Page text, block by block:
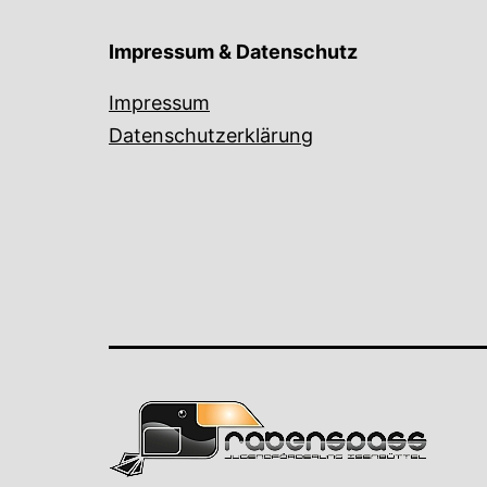
Impressum & Datenschutz
Impressum
Datenschutzerklärung